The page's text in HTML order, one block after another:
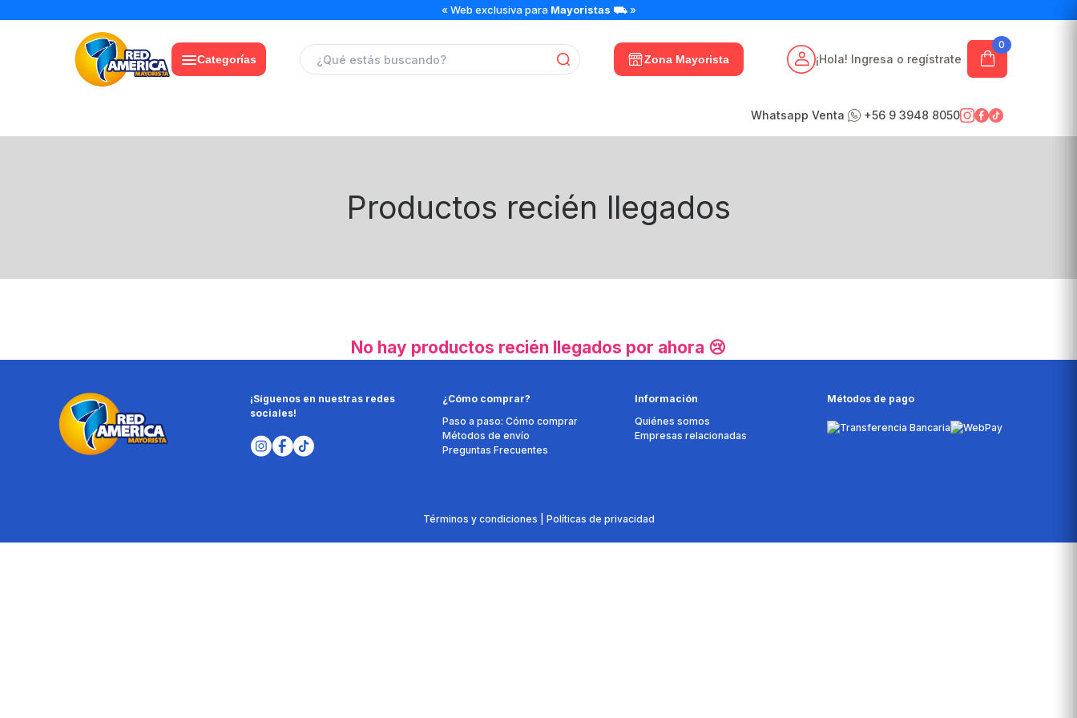
« Web exclusiva para Mayoristas ⛟ »
Categorías Zona Mayorista
0
¡Hola! Ingresa o regístrate
Whatsapp Venta +56 9 3948 8050
Productos recién llegados
No hay productos recién llegados por ahora 😢
¡Síguenos en nuestras redes
sociales!
¿Cómo comprar?
Paso a paso: Cómo comprar
Métodos de envío
Preguntas Frecuentes
Información
Quiénes somos
Empresas relacionadas
Métodos de pago
Términos y condiciones | Políticas de privacidad